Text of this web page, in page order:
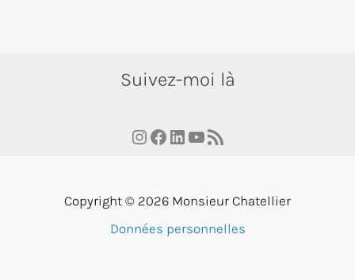
Suivez-moi là
Instagram
Facebook
LinkedIn
YouTube
RSS Feed
Copyright © 2026 Monsieur Chatellier
Données personnelles